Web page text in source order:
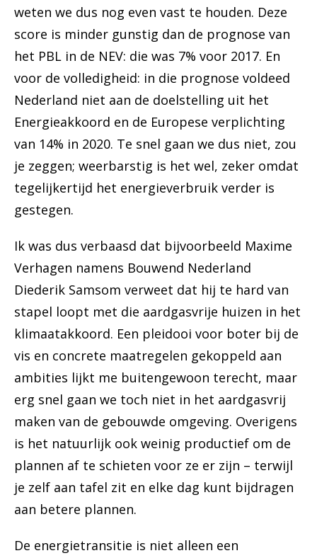
weten we dus nog even vast te houden. Deze
score is minder gunstig dan de prognose van
het PBL in de NEV: die was 7% voor 2017. En
voor de volledigheid: in die prognose voldeed
Nederland niet aan de doelstelling uit het
Energieakkoord en de Europese verplichting
van 14% in 2020. Te snel gaan we dus niet, zou
je zeggen; weerbarstig is het wel, zeker omdat
tegelijkertijd het energieverbruik verder is
gestegen.
Ik was dus verbaasd dat bijvoorbeeld Maxime
Verhagen namens Bouwend Nederland
Diederik Samsom verweet dat hij te hard van
stapel loopt met die aardgasvrije huizen in het
klimaatakkoord. Een pleidooi voor boter bij de
vis en concrete maatregelen gekoppeld aan
ambities lijkt me buitengewoon terecht, maar
erg snel gaan we toch niet in het aardgasvrij
maken van de gebouwde omgeving. Overigens
is het natuurlijk ook weinig productief om de
plannen af te schieten voor ze er zijn – terwijl
je zelf aan tafel zit en elke dag kunt bijdragen
aan betere plannen.
De energietransitie is niet alleen een